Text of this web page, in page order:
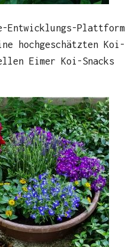
Entwicklungs-Plattform
hochgeschätzten Koi-
Eimer Koi-Snacks